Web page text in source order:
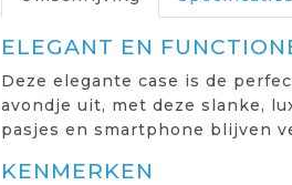
ELEGANT EN
Deze elegante case is de
avondje uit, met deze slanke,
pasjes en smartphone blijven
KENMERKEN